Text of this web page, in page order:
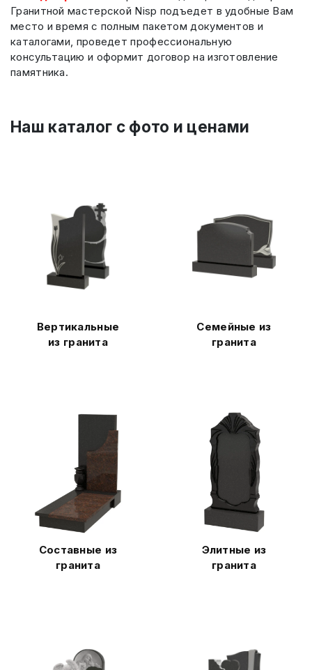
Гранитной мастерской Nisp подъедет в удобные Вам
место и время с полным пакетом документов и
каталогами, проведет профессиональную
консультацию и оформит договор на изготовление
памятника.
Наш каталог c фото и ценами
Вертикальные
из гранита
Семейные из
гранита
Составные из
гранита
Элитные из
гранита